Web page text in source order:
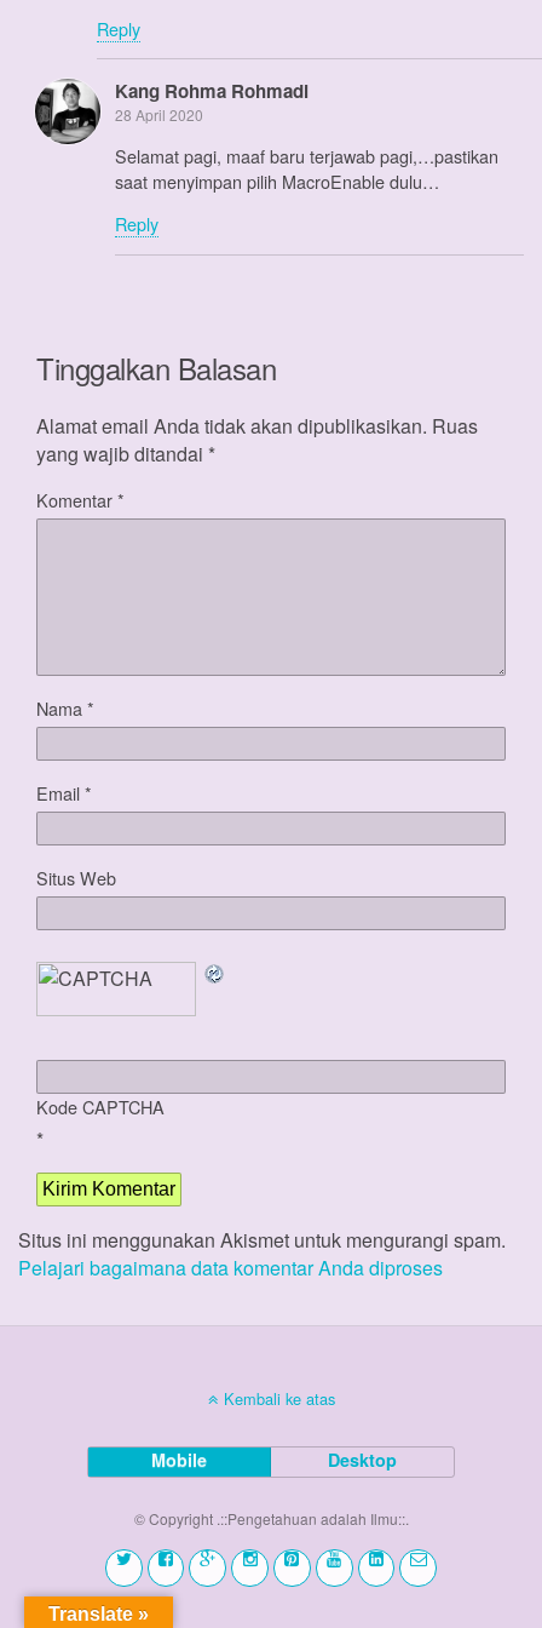
Reply
Kang Rohma Rohmadi
28 April 2020
Selamat pagi, maaf baru terjawab pagi,…pastikan
saat menyimpan pilih MacroEnable dulu…
Reply
Tinggalkan Balasan
Alamat email Anda tidak akan dipublikasikan. Ruas
yang wajib ditandai *
Komentar*
Nama*
Email*
Situs Web
Kode CAPTCHA
*
Situs ini menggunakan Akismet untuk mengurangi spam.
Pelajari bagaimana data komentar Anda diproses
Kembali ke atas
Mobile Desktop
© Copyright .::Pengetahuan adalah Ilmu::.
Translate »